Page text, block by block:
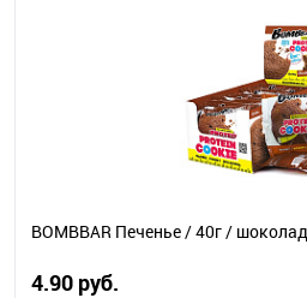
BOMBBAR Печенье / 40г /
4.90 руб.